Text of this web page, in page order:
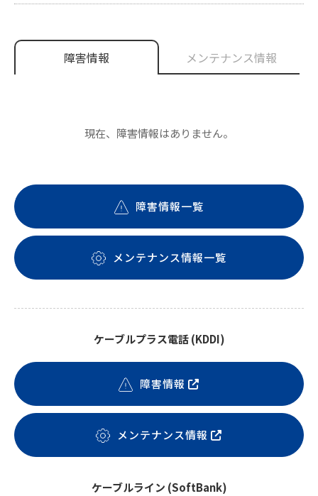
障害情報 メンテナンス情報
現在、障害情報はありません。
障害情報一覧
メンテナンス情報一覧
ケーブルプラス電話 (KDDI)
障害情報
メンテナンス情報
ケーブルライン (SoftBank)